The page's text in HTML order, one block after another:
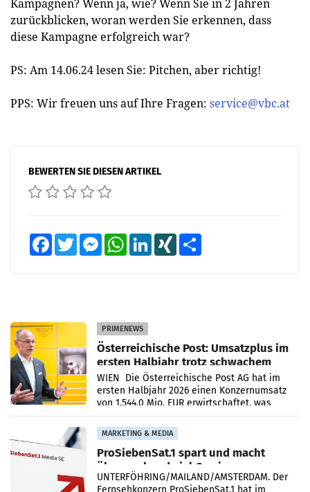
Kampagnen? Wenn ja, wie? Wenn Sie in 2 Jahren
zurückblicken, woran werden Sie erkennen, dass
diese Kampagne erfolgreich war?
PS: Am 14.06.24 lesen Sie: Pitchen, aber richtig!
PPS: Wir freuen uns auf Ihre Fragen: service@vbc.at
BEWERTEN SIE DIESEN ARTIKEL
FacebookTwitter MessengerWhatsAppLinkedInXING
PRIMENEWS
Österreichische Post: Umsatzplus im
ersten Halbjahr trotz schwachem
Briefgeschäft
WIEN Die Österreichische Post AG hat im
ersten Halbjahr 2026 einen Konzernumsatz
von 1.544,0 Mio. EUR erwirtschaftet, was
einem Plus von 3,8 Prozent gegenüber dem
Vergleichszeitraum
MARKETING & MEDIA
ProSiebenSat.1 spart und macht
überraschend viel Gewinn
UNTERFÖHRING/MAILAND/AMSTERDAM. Der
Fernsehkonzern ProSiebenSat.1 hat im